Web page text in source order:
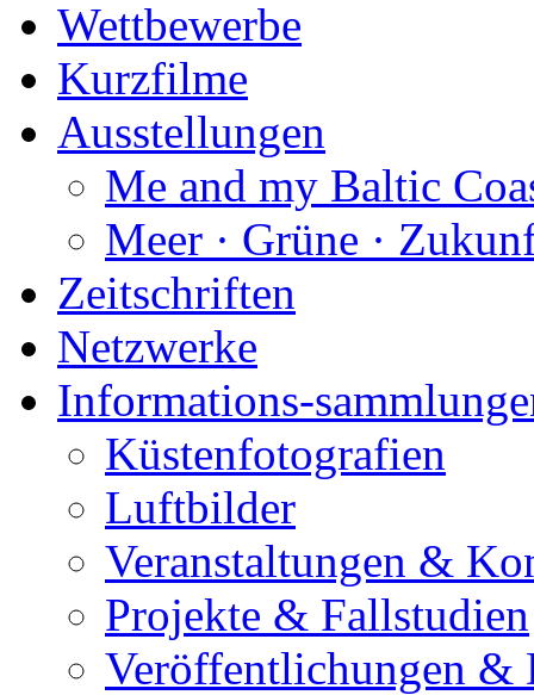
Wettbewerbe
Kurzfilme
Ausstellungen
Me and my Baltic
Meer · Grüne ·
Zeitschriften
Netzwerke
Informations-
Küstenfotografien
Luftbilder
Veranstaltungen &
Projekte & Fallstudien
Veröffentlichungen &